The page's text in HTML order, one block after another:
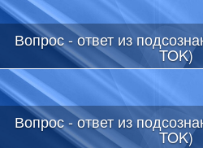
Вопрос - ответ из
TOK)
Вопрос - ответ из
TOK)